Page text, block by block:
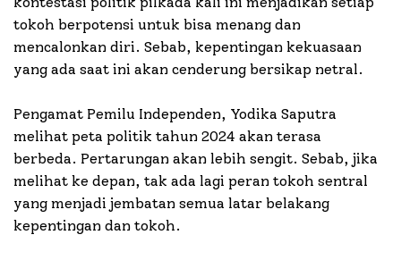
tokoh berpotensi untuk bisa menang dan
mencalonkan diri. Sebab, kepentingan kekuasaan
yang ada saat ini akan cenderung bersikap netral.
Pengamat Pemilu Independen, Yodika Saputra
melihat peta politik tahun 2024 akan terasa
berbeda. Pertarungan akan lebih sengit. Sebab, jika
melihat ke depan, tak ada lagi peran tokoh sentral
yang menjadi jembatan semua latar belakang
kepentingan dan tokoh.